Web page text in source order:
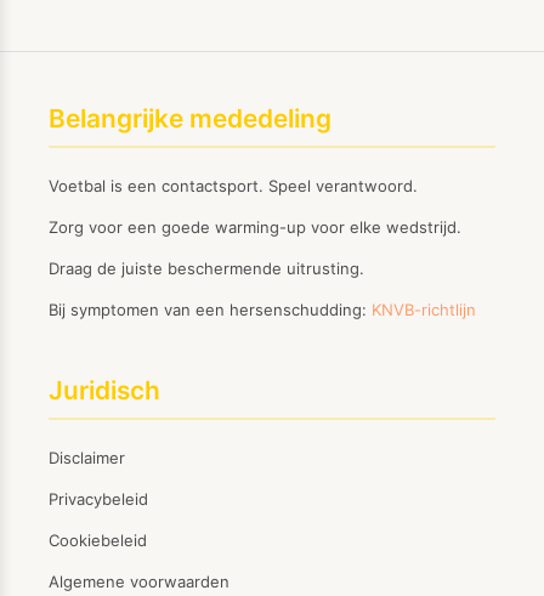
Belangrijke mededeling
Voetbal is een contactsport. Speel verantwoord.
Zorg voor een goede warming-up voor elke wedstrijd.
Draag de juiste beschermende uitrusting.
Bij symptomen van een hersenschudding: KNVB-richtlijn
Juridisch
Disclaimer
Privacybeleid
Cookiebeleid
Algemene voorwaarden